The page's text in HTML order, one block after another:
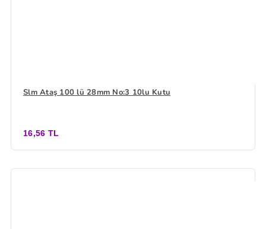
Slm Ataş 100 lü 28mm No:3 10lu Kutu
16,56 TL